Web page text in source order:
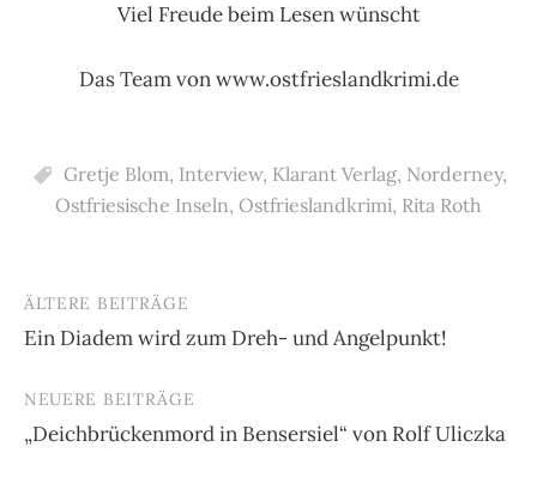
Viel Freude beim Lesen wünscht
Das Team von www.ostfrieslandkrimi.de
Gretje Blom, Interview, Klarant Verlag, Norderney,
Ostfriesische Inseln, Ostfrieslandkrimi, Rita Roth
Beitragsnavigation
ÄLTERE BEITRÄGE
Ein Diadem wird zum Dreh- und Angelpunkt!
NEUERE BEITRÄGE
„Deichbrückenmord in Bensersiel“ von Rolf Uliczka